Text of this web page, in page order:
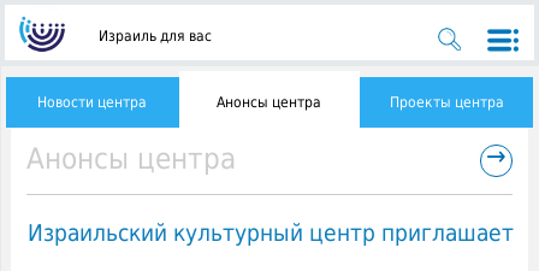
Израиль для вас
Новости центра Анонсы центра Проекты центра
Анонсы центра →
Израильский культурный центр приглашает